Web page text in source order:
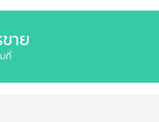
าย
ที่